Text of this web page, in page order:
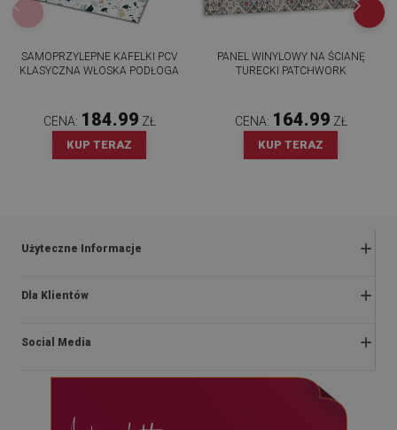
SAMOPRZYLEPNE KAFELKI PCV
KLASYCZNA WŁOSKA PODŁOGA
CENA: 184.99 ZŁ
KUP TERAZ
PANEL WINYLOWY NA ŚCIANĘ
TURECKI PATCHWORK
CENA: 164.99 ZŁ
KUP TERAZ
Użyteczne Informacje
Zwroty i reklamacje
Polityka prywatności i cookies
Dla Klientów
O nas
Social Media
instagram